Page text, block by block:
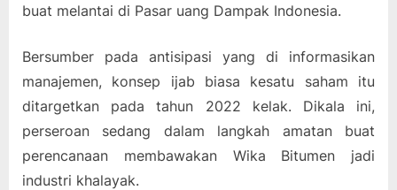
buat melantai di Pasar uang Dampak Indonesia.
Bersumber pada antisipasi yang di informasikan
manajemen, konsep ijab biasa kesatu saham itu
ditargetkan pada tahun 2022 kelak. Dikala ini,
perseroan sedang dalam langkah amatan buat
perencanaan membawakan Wika Bitumen jadi
industri khalayak.